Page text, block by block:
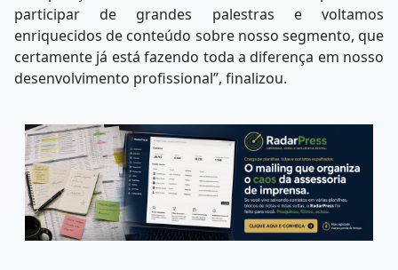
participar de grandes palestras e voltamos
enriquecidos de conteúdo sobre nosso segmento, que
certamente já está fazendo toda a diferença em nosso
desenvolvimento profissional”, finalizou.